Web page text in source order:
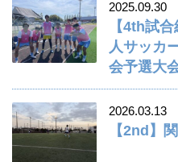
2025.09.30
【4th試
人サッカ
会予選大
2026.03.13
【2nd】